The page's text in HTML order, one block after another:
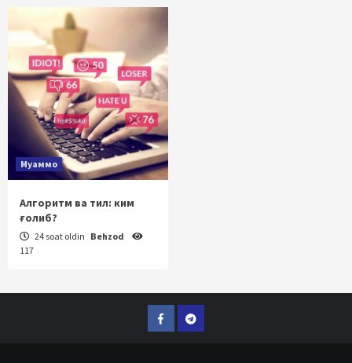
Муаммо
Алгоритм ва тил: ким
ғолиб?
24 soat oldin Behzod
117
FacebookTelegram